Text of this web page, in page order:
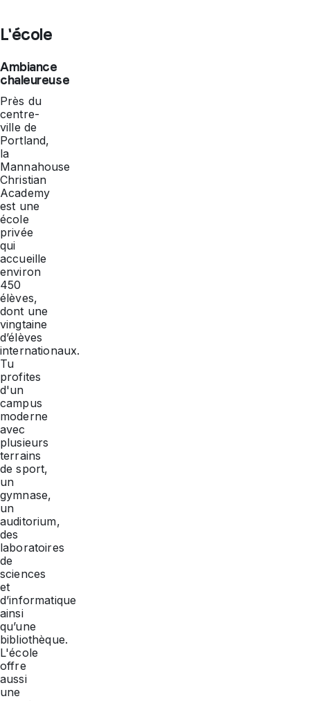
L'école
Ambiance
chaleureuse
Près du
centre-
ville de
Portland,
la
Mannahouse
Christian
Academy
est une
école
privée
qui
accueille
environ
450
élèves,
dont une
vingtaine
d’élèves
internationaux.
Tu
profites
d'un
campus
moderne
avec
plusieurs
terrains
de sport,
un
gymnase,
un
auditorium,
des
laboratoires
de
sciences
et
d’informatique
ainsi
qu’une
bibliothèque.
L'école
offre
aussi
une